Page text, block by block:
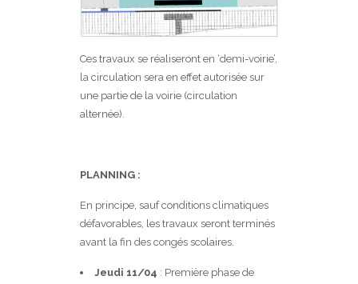
Ces travaux se réaliseront en ‘demi-voirie’,
la circulation sera en effet autorisée sur
une partie de la voirie (circulation
alternée).
PLANNING :
En principe, sauf conditions climatiques
défavorables, les travaux seront terminés
avant la fin des congés scolaires.
Jeudi 11/04 : Première phase de